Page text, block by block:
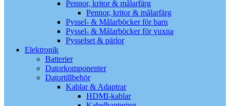
Pennor, kritor & målarfärg
Pennor, kritor & målarfärg
Pyssel- & Målarböcker för barn
Pyssel- & Målarböcker för vuxna
Pysselset & pärlor
Elektronik
Batterier
Datorkomponenter
Datortillbehör
Kablar & Adaptrar
HDMI-kablar